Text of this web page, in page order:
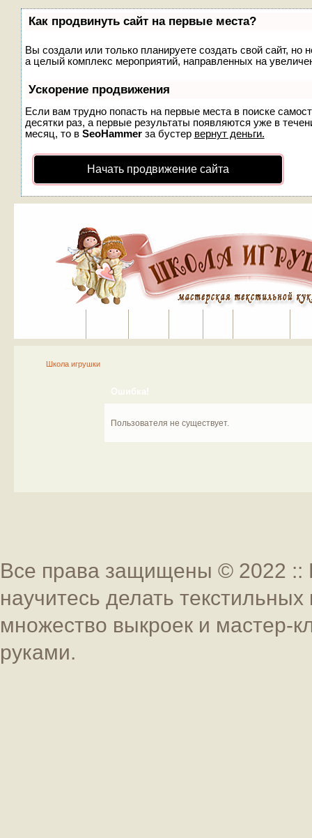
Как продвинуть сайт на первые места?
Вы создали или только планируете создать свой сайт, но
а целый комплекс мероприятий, направленных на
Ускорение продвижения
Если вам трудно попасть на первые места в поиске
десятки раз, а первые результаты появляются уже в
месяц, то в SeoHammerза бустер вернут деньги.
Начать продвижение сайта
Школа игрушки
Ошибка!
Пользователя не существует.
Все права защищены © 2022
научитесь делать
множество выкроек и мастер-
руками.